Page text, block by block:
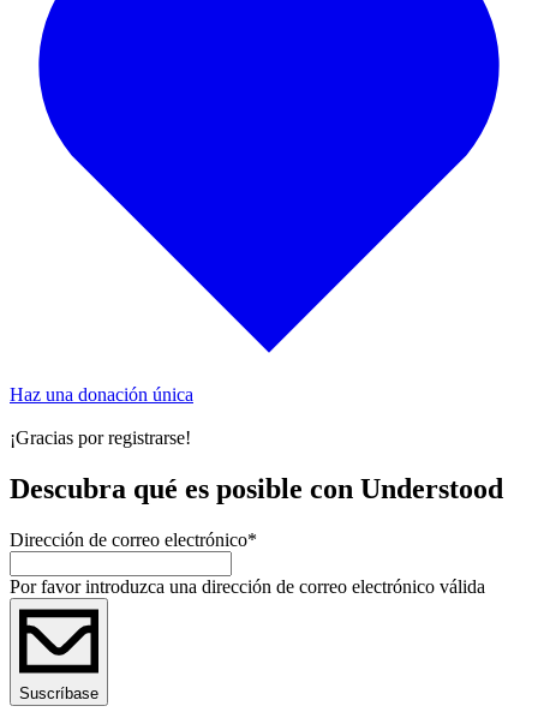
Haz una donación única
¡Gracias por registrarse!
Descubra qué es posible con Understood
Dirección de correo electrónico*
Por favor introduzca una dirección de correo electrónico válida
Suscríbase